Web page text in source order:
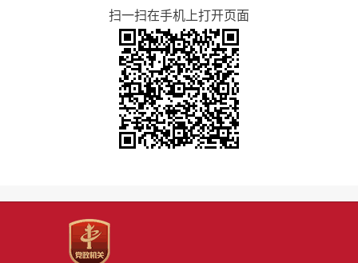
扫一扫在手机上打开页面